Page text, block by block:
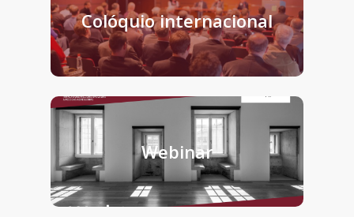
Colóquio internacional
Webinar